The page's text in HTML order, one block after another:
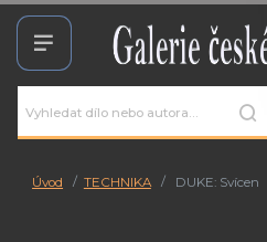
Úvod TECHNIKA DUKE: Svícen